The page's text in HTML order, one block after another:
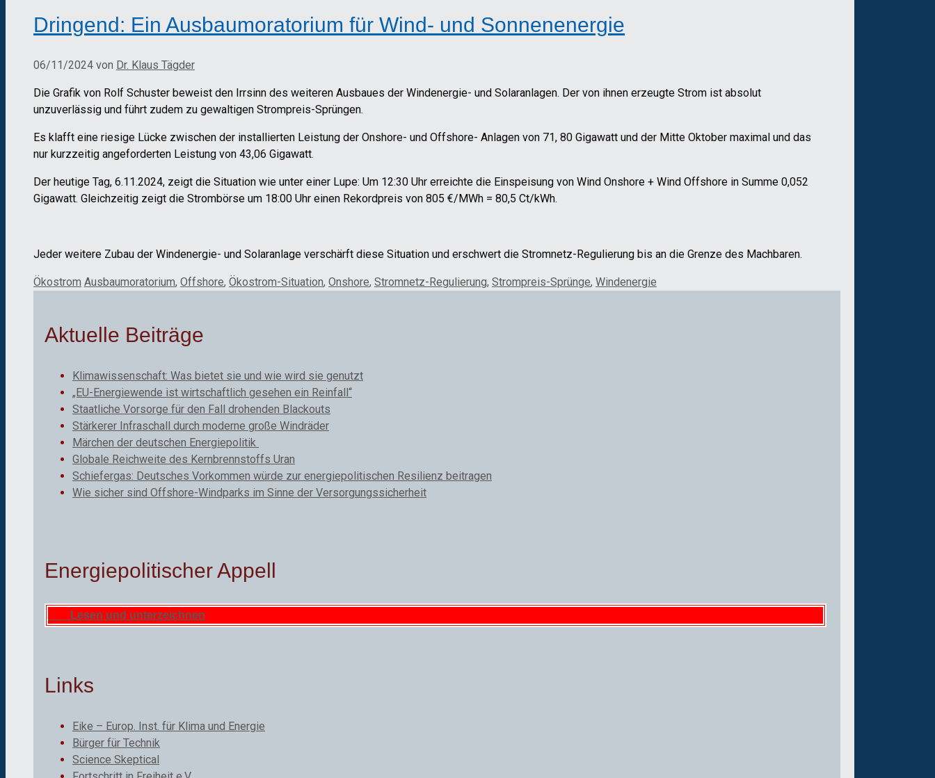
Dringend: Ein Ausbaumoratorium für Wind- und Sonnenenergie
06/11/2024 von Dr. Klaus Tägder
Die Grafik von Rolf Schuster beweist den Irrsinn des weiteren Ausbaues der Windenergie- und Solaranlagen. Der von ihnen erzeugte Strom ist absolut
unzuverlässig und führt zudem zu gewaltigen Strompreis-Sprüngen.
Es klafft eine riesige Lücke zwischen der installierten Leistung der Onshore- und Offshore- Anlagen von 71, 80 Gigawatt und der Mitte Oktober maximal und das
nur kurzzeitig angeforderten Leistung von 43,06 Gigawatt.
Der heutige Tag, 6.11.2024, zeigt die Situation wie unter einer Lupe: Um 12:30 Uhr erreichte die Einspeisung von Wind Onshore + Wind Offshore in Summe 0,052
Gigawatt. Gleichzeitig zeigt die Strombörse um 18:00 Uhr einen Rekordpreis von 805 €/MWh = 80,5 Ct/kWh.
Jeder weitere Zubau der Windenergie- und Solaranlage verschärft diese Situation und erschwert die Stromnetz-Regulierung bis an die Grenze des Machbaren.
Kategorien
Ökostrom Schlagwörter
Ausbaumoratorium, Offshore, Ökostrom-Situation, Onshore, Stromnetz-Regulierung, Strompreis-Sprünge, Windenergie
Aktuelle Beiträge
Klimawissenschaft: Was bietet sie und wie wird sie genutzt
„EU-Energiewende ist wirtschaftlich gesehen ein Reinfall“
Staatliche Vorsorge für den Fall drohenden Blackouts
Stärkerer Infraschall durch moderne große Windräder
Märchen der deutschen Energiepolitik
Globale Reichweite des Kernbrennstoffs Uran
Schiefergas: Deutsches Vorkommen würde zur energiepolitischen Resilienz beitragen
Wie sicher sind Offshore-Windparks im Sinne der Versorgungssicherheit
Energiepolitischer Appell
Lesen und unterzeichnen
Links
Eike – Europ. Inst. für Klima und Energie
Bürger für Technik
Science Skeptical